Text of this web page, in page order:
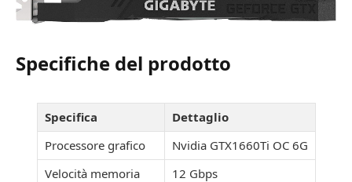
Specifiche del prodotto
Specifica
Dettaglio
Processore grafico
Nvidia GTX1660Ti OC 6G
Velocità memoria
12 Gbps